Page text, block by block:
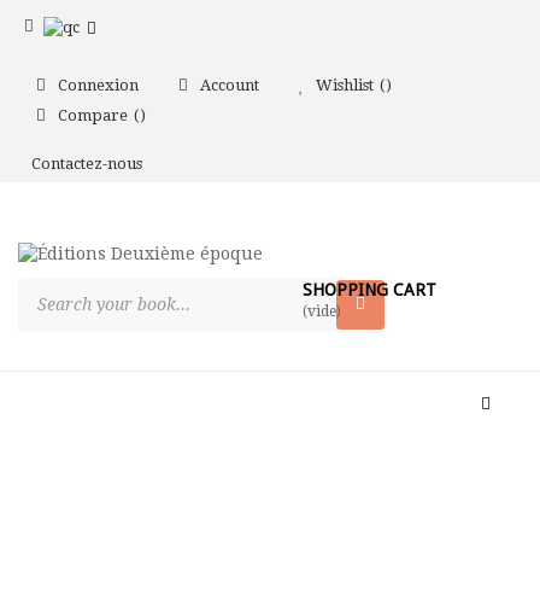
Connexion Account
Wishlist
Compare
Contactez-nous
SHOPPING CART
(vide)
Toggle